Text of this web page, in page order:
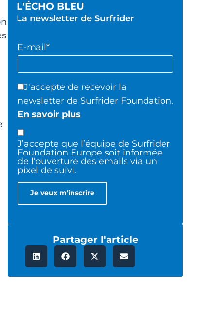
L'ÉCHO BLEU
La newsletter de Surfrider
E-mail*
J'accepte de recevoir la
newsletter de Surfrider Foundation.
En savoir plus
J’accepte que l’équipe de Surfrider
Foundation Europe soit informée
de l’ouverture des emails via un
pixel de suivi.
Partager l'article